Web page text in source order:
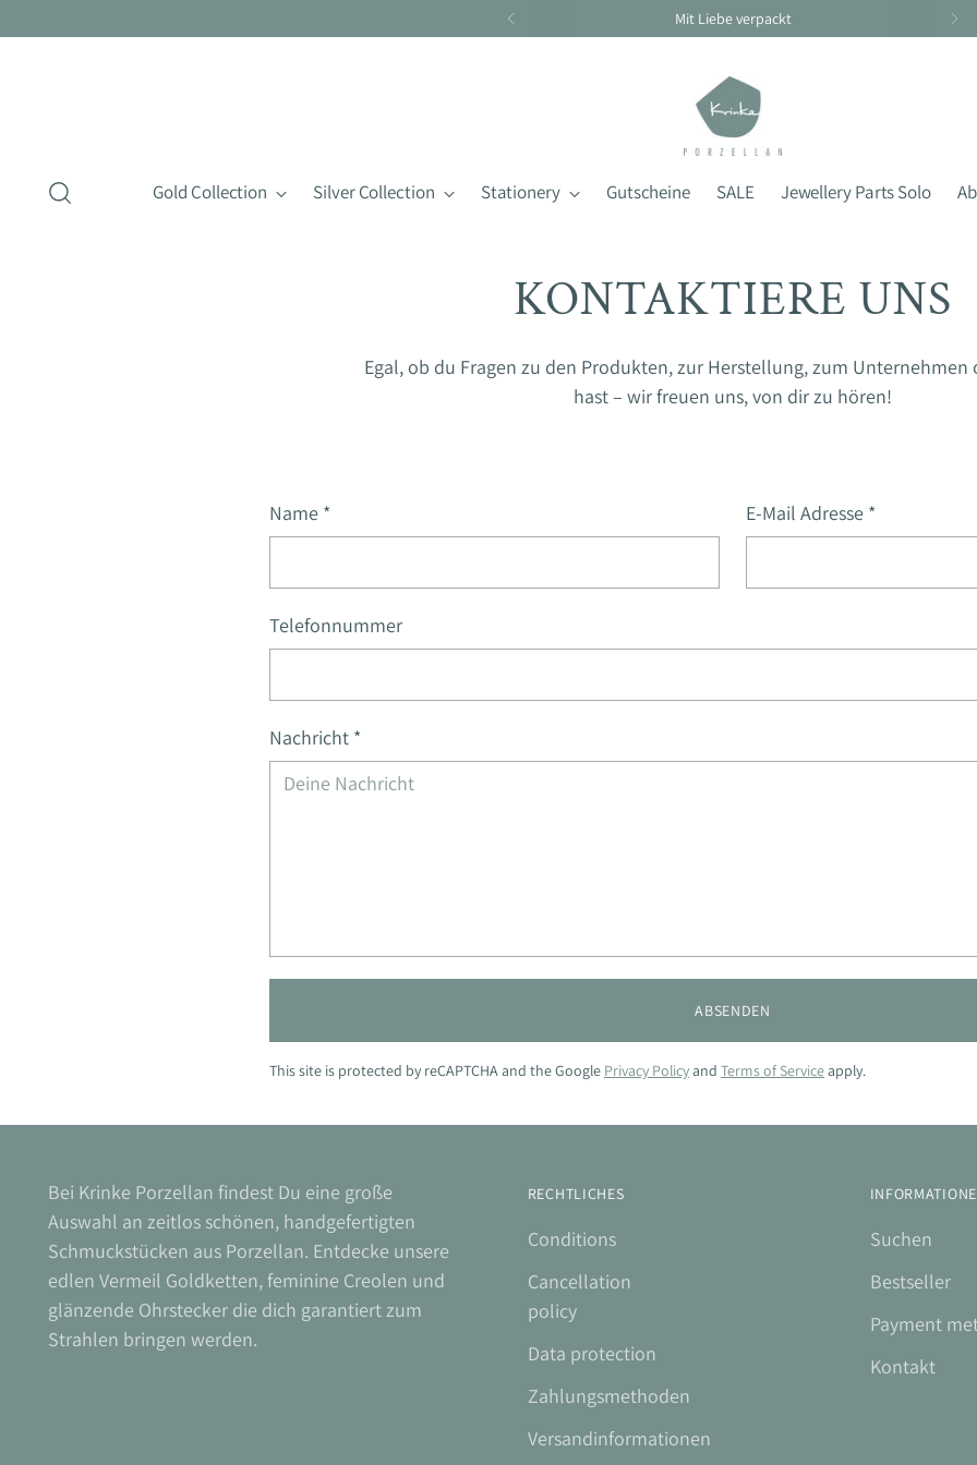
Gold Collection Silver Collection Stationery Gutscheine SALE Jewellery Parts Solo
KONTAKTIERE UNS
Egal, ob du Fragen zu den Produkten, zur Herstellung, zum Unternehmen
hast – wir freuen uns, von dir zu hören!
Name * E-Mail Adresse *
Telefonnummer
Nachricht *
ABSENDEN
This site is protected by reCAPTCHA and the Google Privacy Policyand Terms of Serviceapply.
Bei Krinke Porzellan findest Du eine große
Auswahl an zeitlos schönen, handgefertigten
Schmuckstücken aus Porzellan. Entdecke unsere
edlen Vermeil Goldketten, feminine Creolen und
glänzende Ohrstecker die dich garantiert zum
Strahlen bringen werden.
RECHTLICHES
Conditions
Cancellation
policy
Data protection
Zahlungsmethoden
Versandinformationen
Suchen
Bestseller
Payment
Kontakt